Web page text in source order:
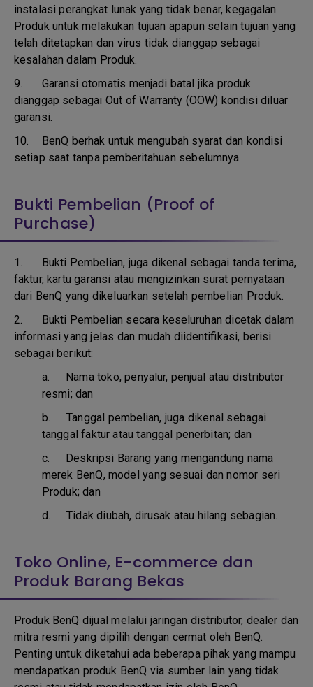
instalasi perangkat lunak yang tidak benar, kegagalan
Produk untuk melakukan tujuan apapun selain tujuan yang
telah ditetapkan dan virus tidak dianggap sebagai
kesalahan dalam Produk.
9. Garansi otomatis menjadi batal jika produk
dianggap sebagai Out of Warranty (OOW) kondisi diluar
garansi.
10. BenQ berhak untuk mengubah syarat dan kondisi
setiap saat tanpa pemberitahuan sebelumnya.
Bukti Pembelian (Proof of
Purchase)
1. Bukti Pembelian, juga dikenal sebagai tanda terima,
faktur, kartu garansi atau mengizinkan surat pernyataan
dari BenQ yang dikeluarkan setelah pembelian Produk.
2. Bukti Pembelian secara keseluruhan dicetak dalam
informasi yang jelas dan mudah diidentifikasi, berisi
sebagai berikut:
a. Nama toko, penyalur, penjual atau distributor
resmi; dan
b. Tanggal pembelian, juga dikenal sebagai
tanggal faktur atau tanggal penerbitan; dan
c. Deskripsi Barang yang mengandung nama
merek BenQ, model yang sesuai dan nomor seri
Produk; dan
d.Tidak diubah, dirusak atau hilang sebagian.
Toko Online, E-commerce dan
Produk Barang Bekas
Produk BenQ dijual melalui jaringan distributor, dealer dan
mitra resmi yang dipilih dengan cermat oleh BenQ.
Penting untuk diketahui ada beberapa pihak yang mampu
mendapatkan produk BenQ via sumber lain yang tidak